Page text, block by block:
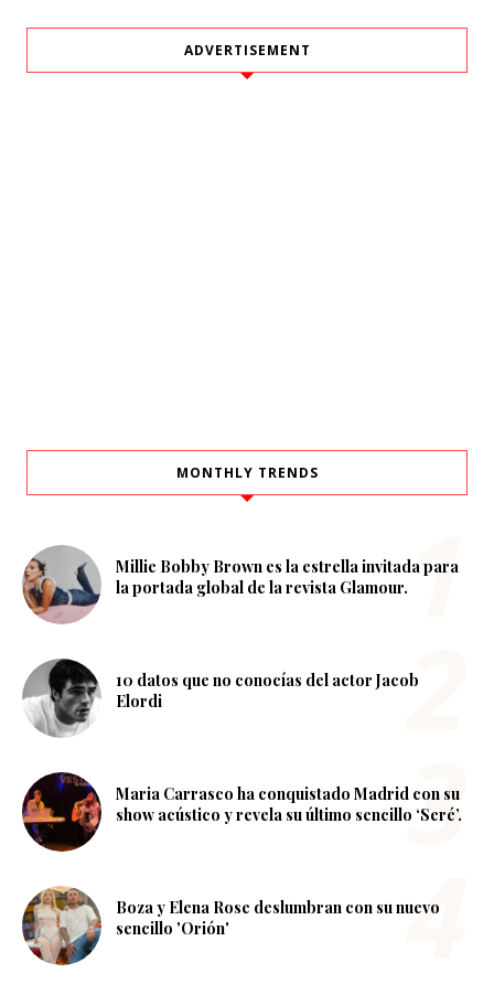
ADVERTISEMENT
MONTHLY TRENDS
Millie Bobby Brown es la estrella invitada para
la portada global de la revista Glamour.
10 datos que no conocías del actor Jacob
Elordi
Maria Carrasco ha conquistado Madrid con su
show acústico y revela su último sencillo ‘Seré’.
Boza y Elena Rose deslumbran con su nuevo
sencillo 'Orión'